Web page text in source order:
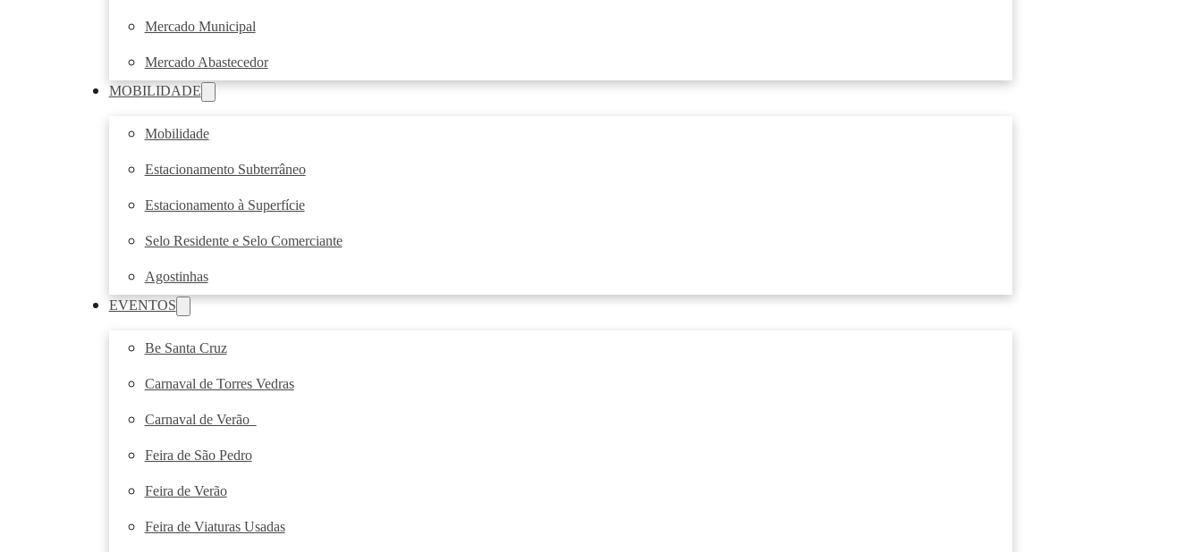
Mercado Municipal
Mercado Abastecedor
MOBILIDADE
Mobilidade
Estacionamento Subterrâneo
Estacionamento à Superfície
Selo Residente e Selo Comerciante
Agostinhas
EVENTOS
Be Santa Cruz
Carnaval de Torres Vedras
Carnaval de Verão
Feira de São Pedro
Feira de Verão
Feira de Viaturas Usadas